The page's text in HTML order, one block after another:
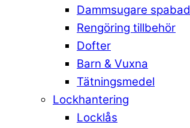
Dammsugare spabad
Rengöring tillbehör
Dofter
Barn & Vuxna
Tätningsmedel
Lockhantering
Locklås